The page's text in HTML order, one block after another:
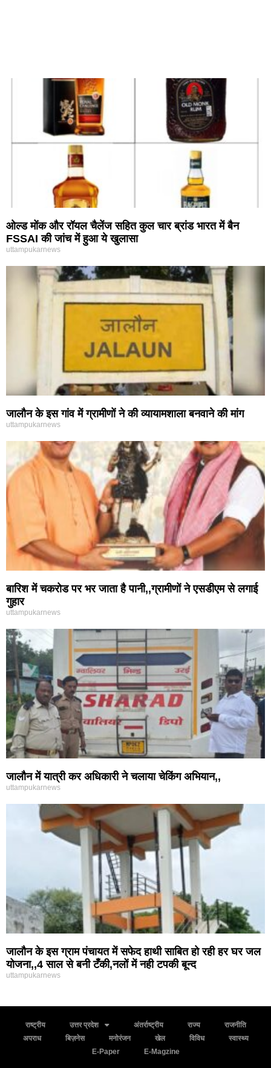
ओल्ड मोंक और रॉयल चैलेंज सहित कुल चार ब्रांड भारत में बैन
FSSAI की जांच में हुआ ये खुलासा
uttampukarnews
जालौन के इस गांव में ग्रामीणों ने की व्यायामशाला बनवाने की मांग
uttampukarnews
बारिश में चकरोड पर भर जाता है पानी,,ग्रामीणों ने एसडीएम से लगाई
गुहार
uttampukarnews
जालौन में यात्री कर अधिकारी ने चलाया चेकिंग अभियान,,
uttampukarnews
जालौन के इस ग्राम पंचायत में सफेद हाथी साबित हो रही हर घर जल
योजना,,4 साल से बनी टँकी,नलों में नही टपकी बून्द
uttampukarnews
राष्ट्रीय उत्तर प्रदेश अंतर्राष्ट्रीय राज्य
राजनीति
अपराध
बिज़नेस मनोरंजन खेल विविध
स्वास्थ्य
E-Paper
E-Magzine